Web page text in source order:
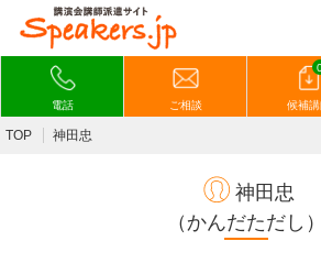
電話 ご相談 候補
TOP 神田忠
神田忠
（かんだただし）